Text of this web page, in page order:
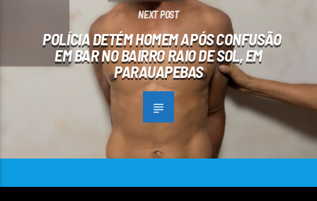
NEXT POST
POLÍCIA DETÉM HOMEM APÓS CONFUSÃO
EM BAR NO BAIRRO RAIO DE SOL, EM
PARAUAPEBAS